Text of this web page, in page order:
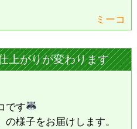
ミーコ
上がりが変わります
です
様子をお届けします。